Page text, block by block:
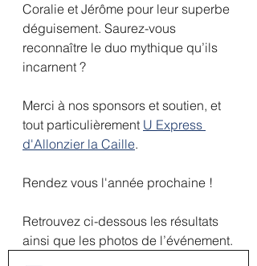
Coralie et Jérôme pour leur superbe
déguisement. Saurez-vous
reconnaître le duo mythique qu’ils
incarnent ?
Merci à nos sponsors et soutien, et
tout particulièrement U Express
d'Allonzier la Caille.
Rendez vous l'année prochaine !
Retrouvez ci-dessous les résultats
ainsi que les photos de l’événement.